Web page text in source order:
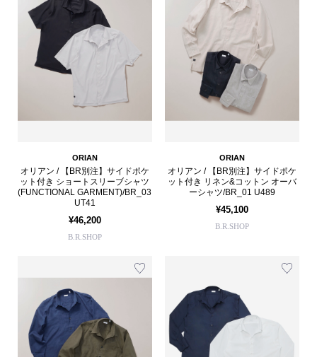
ORIAN
オリアン / 【BR別注】サイドポケ
ット付き ショートスリーブシャツ
(FUNCTIONAL GARMENT)/BR_03
UT41
¥46,200
B.R.SHOP
ORIAN
オリアン / 【BR別注】サイドポケ
ット付き リネン&コットン オーバ
ーシャツ/BR_01 U489
¥45,100
B.R.SHOP